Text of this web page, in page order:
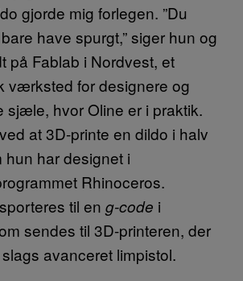
gjorde mig forlegen. ”Du
have spurgt,” siger hun og
på Fablab i Nordvest, et
værksted for designere og
sjæle, hvor Oline er i praktik.
at 3D-printe en dildo i halv
hun har designet i
Rhinoceros.
til en g-code i
sendes til 3D-printeren, der
avanceret limpistol.